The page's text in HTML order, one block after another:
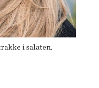
i salaten.